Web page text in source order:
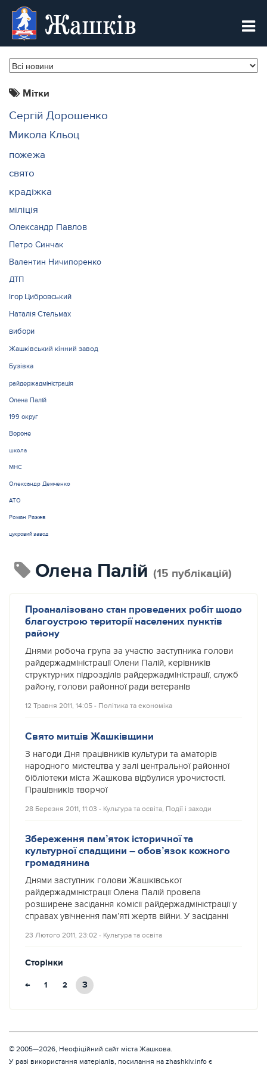
Жашків
Мітки
Сергій Дорошенко
Микола Кльоц
пожежа
свято
крадіжка
міліція
Олександр Павлов
Петро Синчак
Валентин Ничипоренко
ДТП
Ігор Цибровський
Наталія Стельмах
вибори
Жашківський кінний завод
Бузівка
райдержадміністрація
Олена Палій
199 округ
Вороне
школа
МНС
Олександр Демченко
АТО
Роман Ражев
цукровий завод
Олена Палій (15 публікацій)
Проаналізовано стан проведених робіт щодо
благоустрою території населених пунктів
району
Днями робоча група за участю заступника голови
райдержадміністрації Олени Палій, керівників
структурних підрозділів райдержадміністрації, служб
району, голови районної ради ветеранів
12 Травня 2011, 14:05 ‐ Політика та економіка
Свято митців Жашківщини
З нагоди Дня працівників культури та аматорів
народного мистецтва у залі центральної районної
бібліотеки міста Жашкова відбулися урочистості.
Працівників творчої
28 Березня 2011, 11:03 ‐ Культура та освіта, Події і заходи
Збереження пам’яток історичної та
культурної спадщини – обов’язок кожного
громадянина
Днями заступник голови Жашківської
райдержадміністрації Олена Палій провела
розширене засідання комісії райдержадміністрації у
справах увічнення пам’яті жертв війни. У засіданні
23 Лютого 2011, 23:02 ‐ Культура та освіта
Сторінки
← 1 2 3
© 2005—2026, Неофіційний сайт міста Жашкова.
У разі використання матеріалів, посилання на zhashkiv.info є